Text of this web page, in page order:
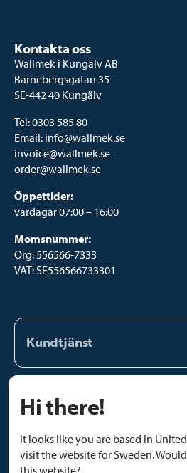
Hi there!
It looks like you are based in
visit the website for Sweden.
this website?
Kontakta oss
Wallmek i Kungälv AB
Barnebergsgatan 35
SE-442 40 Kungälv
Tel:0303 585 80
Email: info@wallmek.se
invoice@wallmek.se
order@wallmek.se
Öppettider:
vardagar 07:00 – 16:00
Momsnummer:
Org: 556566-7333
VAT: SE556566733301
Kundtjänst
Kundtjänst
Vårt team
FAQ
Kontakta oss
Följ oss
Facebook
Instagram